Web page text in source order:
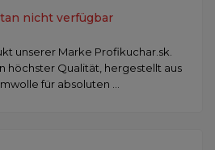
nicht verfügbar
unserer Marke Profikuchar.sk.
höchster Qualität, hergestellt aus
für absoluten ...